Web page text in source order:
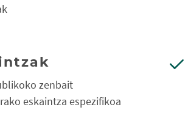
zenbait
eskaintza espezifikoa